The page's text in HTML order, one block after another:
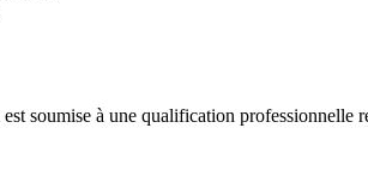
soumise à une qualification professionnelle